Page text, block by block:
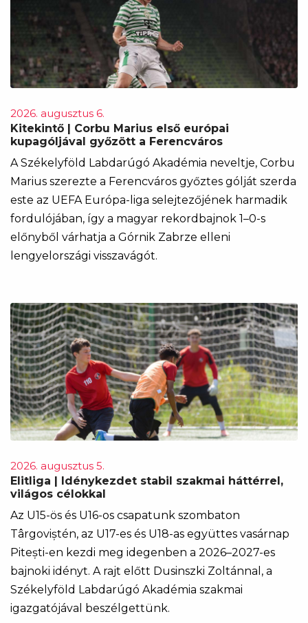
2026. augusztus 6.
Kitekintő | Corbu Marius első európai
kupagóljával győzött a Ferencváros
A Székelyföld Labdarúgó Akadémia neveltje, Corbu
Marius szerezte a Ferencváros győztes gólját szerda
este az UEFA Európa-liga selejtezőjének harmadik
fordulójában, így a magyar rekordbajnok 1–0-s
előnyből várhatja a Górnik Zabrze elleni
lengyelországi visszavágót.
2026. augusztus 5.
Elitliga | Idénykezdet stabil szakmai háttérrel,
világos célokkal
Az U15-ös és U16-os csapatunk szombaton
Târgoviștén, az U17-es és U18-as együttes vasárnap
Pitești-en kezdi meg idegenben a 2026–2027-es
bajnoki idényt. A rajt előtt Dusinszki Zoltánnal, a
Székelyföld Labdarúgó Akadémia szakmai
igazgatójával beszélgettünk.